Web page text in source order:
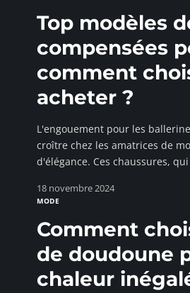
Top modèles
compensées
comment
acheter ?
L'engouement pour les
croître chez les amatrices de
d'élégance. Ces chaussures,
18 novembre 2024
MODE
Comment
de doudoune
chaleur